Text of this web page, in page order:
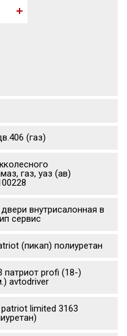
(газ)
газ, уаз (ав)
внутрисалонная в
сервис
(пикап) полиуретан
патриот profi (18-)
avtodriver
limited 3163